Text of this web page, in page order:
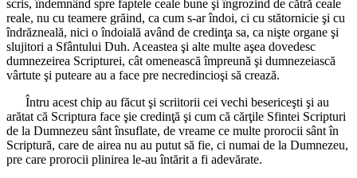
scris, îndemnând spre faptele ceale bune şi îngrozind de cătră ceale
reale, nu cu teamere grăind, ca cum s-ar îndoi, ci cu stătornicie şi cu
îndrăzneală, nici o îndoială având de credinţa sa, ca nişte organe şi
slujitori a Sfântului Duh. Aceastea şi alte multe aşea dovedesc
dumnezeirea Scripturei, cât omenească împreună şi dumnezeiască
vârtute şi puteare au a face pre necredincioşi să crează.
Întru acest chip au făcut şi scriitorii cei vechi besericeşti şi au
arătat că Scriptura face şie credinţă şi cum că cărţile Sfintei Scripturi
de la Dumnezeu sânt însuflate, de vreame ce multe prorocii sânt în
Scriptură, care de airea nu au putut să fie, ci numai de la Dumnezeu,
pre care prorocii plinirea le-au întărit a fi adevărate.